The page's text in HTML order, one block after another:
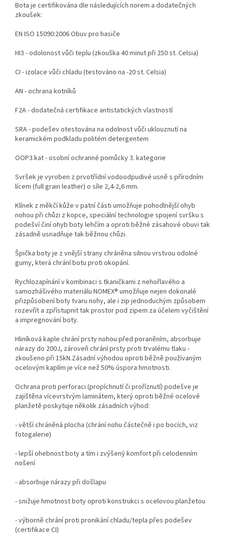
Bota je certifikována dle následujících norem a dodatečných
zkoušek:
EN ISO 15090:2006 Obuv pro hasiče
HI3 - odolonost vůči teplu (zkouška 40 minut při 250 st. Celsia)
CI - izolace vůči chladu (testováno na -20 st. Celsia)
AN - ochrana kotníků
F2A - dodatečná certifikace antistatických vlastností
SRA - podešev otestována na odolnost vůči uklouznutí na
keramickém podkladu politém detergentem
OOP3.kat - osobní ochranné pomůcky 3. kategorie
Svršek je vyroben z prvotřídní vodoodpudivé usně s přírodním
lícem (full grain leather) o síle 2,4-2,6 mm.
Klínek z měkčí kůže v patní části umožňuje pohodlnější ohyb
nohou při chůzi z kopce, speciální technologie spojení svršku s
podešví činí ohyb boty lehčím a oproti běžné zásahové obuvi tak
zásadně usnadňuje tak běžnou chůzi.
Špička boty je z vnější strany chráněna silnou vrstvou odolné
gumy, která chrání botu proti okopání.
Rychlozapínání v kombinaci s tkaničkami z nehořlavého a
samozhášivého materiálu NOMEX® umožňuje nejen dokonalé
přizpůsobení boty tvaru nohy, ale i zip jednoduchým způsobem
rozevřít a zpřístupnit tak prostor pod zipem za účelem vyčištění
a impregnování boty.
Hliníková kaple chrání prsty nohou před poraněním, absorbuje
nárazy do 200J, zároveň chrání prsty proti trvalému tlaku -
zkoušeno při 15kN.Zásadní výhodou oproti běžně používaným
ocelovým kaplím je více než 50% úspora hmotnosti.
Ochrana proti perforaci (propíchnutí či proříznutí) podešve je
zajištěna vícevrstvým laminátem, který oproti běžné ocelové
planžetě poskytuje několik zásadních výhod:
- větší chráněná plocha (chrání nohu částečně i po bocích, viz
fotogalerie)
- lepší ohebnost boty a tím i zvýšený komfort při celodenním
nošení
- absorbuje nárazy při došlapu
- snižuje hmotnost boty oproti konstrukci s ocelovou planžetou
- výborně chrání proti pronikání chladu/tepla přes podešev
(certifikace CI)